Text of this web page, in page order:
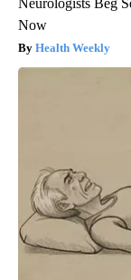
Now
Health Weekly